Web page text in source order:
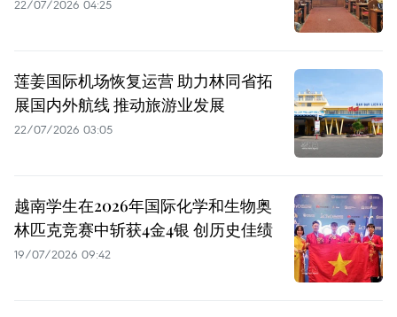
22/07/2026 04:25
莲姜国际机场恢复运营 助力林同省拓
展国内外航线 推动旅游业发展
22/07/2026 03:05
越南学生在2026年国际化学和生物奥
林匹克竞赛中斩获4金4银 创历史佳绩
19/07/2026 09:42